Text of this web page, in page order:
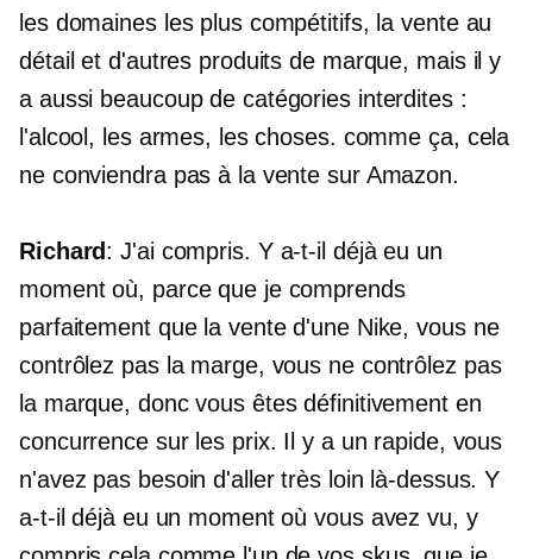
les domaines les plus compétitifs, la vente au
détail et d'autres produits de marque, mais il y
a aussi beaucoup de catégories interdites :
l'alcool, les armes, les choses. comme ça, cela
ne conviendra pas à la vente sur Amazon.
Richard: J'ai compris. Y a-t-il déjà eu un
moment où, parce que je comprends
parfaitement que la vente d'une Nike, vous ne
contrôlez pas la marge, vous ne contrôlez pas
la marque, donc vous êtes définitivement en
concurrence sur les prix. Il y a un rapide, vous
n'avez pas besoin d'aller très loin là-dessus. Y
a-t-il déjà eu un moment où vous avez vu, y